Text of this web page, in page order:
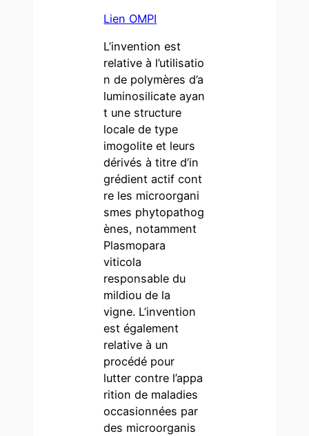
Lien OMPI
L’invention est
relative à l’utilisatio
n de polymères d’a
luminosilicate ayan
t une structure
locale de type
imogolite et leurs
dérivés à titre d’in
grédient actif cont
re les microorgani
smes phytopathog
ènes, notamment
Plasmopara
viticola
responsable du
mildiou de la
vigne. L’invention
est également
relative à un
procédé pour
lutter contre l’appa
rition de maladies
occasionnées par
des microorganis